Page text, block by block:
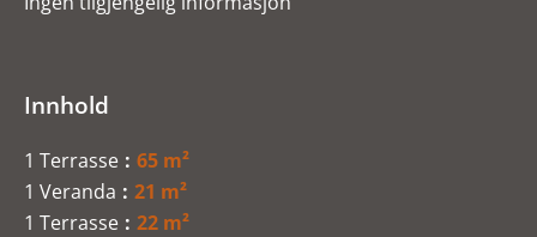
Innhold
1 Terrasse
65 m²
1 Veranda
21 m²
1 Terrasse
22 m²